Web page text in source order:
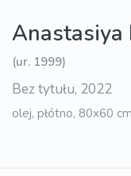
Anastasiya
(ur. 1999)
Bez tytułu, 2022
olej, płótno, 80x60 cm